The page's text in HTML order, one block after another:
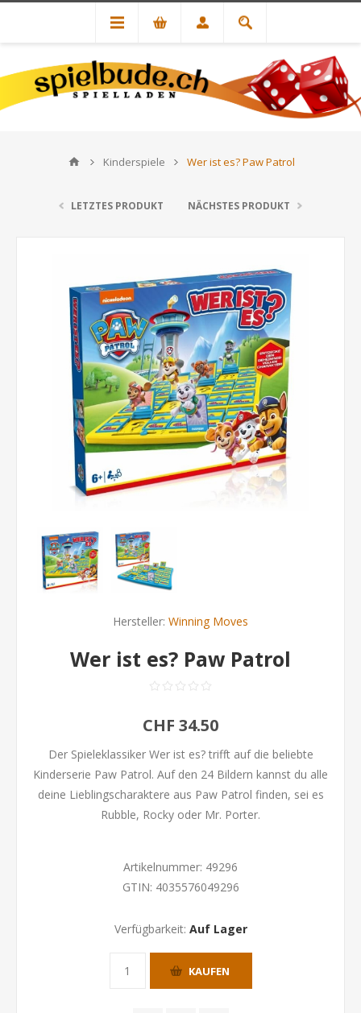
Kinderspiele Wer ist es? Paw Patrol
LETZTES PRODUKT NÄCHSTES PRODUKT
Hersteller: Winning Moves
Wer ist es? Paw Patrol
CHF 34.50
Der Spieleklassiker Wer ist es? trifft auf die beliebte
Kinderserie Paw Patrol. Auf den 24 Bildern kannst du alle
deine Lieblingscharaktere aus Paw Patrol finden, sei es
Rubble, Rocky oder Mr. Porter.
Artikelnummer: 49296
GTIN: 4035576049296
Verfügbarkeit: Auf Lager
KAUFEN